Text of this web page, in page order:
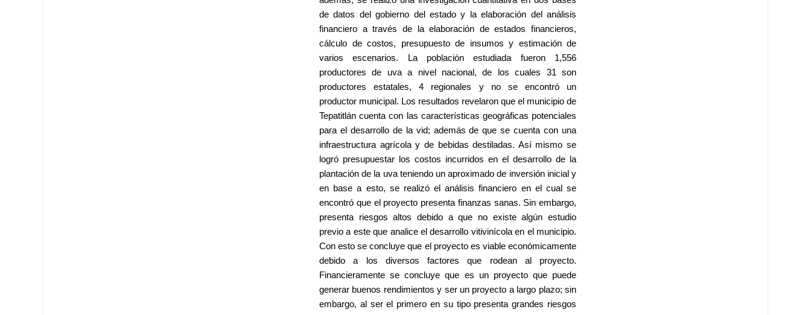
de datos del gobierno del estado y la elaboración del análisis
financiero a través de la elaboración de estados financieros,
cálculo de costos, presupuesto de insumos y estimación de
varios escenarios. La población estudiada fueron 1,556
productores de uva a nivel nacional, de los cuales 31 son
productores estatales, 4 regionales y no se encontró un
productor municipal. Los resultados revelaron que el municipio de
Tepatitlán cuenta con las características geográficas potenciales
para el desarrollo de la vid; además de que se cuenta con una
infraestructura agrícola y de bebidas destiladas. Así mismo se
logró presupuestar los costos incurridos en el desarrollo de la
plantación de la uva teniendo un aproximado de inversión inicial y
en base a esto, se realizó el análisis financiero en el cual se
encontró que el proyecto presenta finanzas sanas. Sin embargo,
presenta riesgos altos debido a que no existe algún estudio
previo a este que analice el desarrollo vitivinícola en el municipio.
Con esto se concluye que el proyecto es viable económicamente
debido a los diversos factores que rodean al proyecto.
Financieramente se concluye que es un proyecto que puede
generar buenos rendimientos y ser un proyecto a largo plazo; sin
embargo, al ser el primero en su tipo presenta grandes riesgos